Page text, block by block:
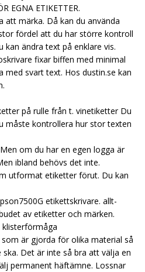
EGNA ETIKETTER.
att märka. Då kan du använda
fördel att du har större kontroll
kan ändra text på enklare vis.
fixar biffen med minimal
med svart text. Hos dustin.se kan
på rulle från t. vinetiketterDu
måste kontrollera hur stor texten
om du har en egen logga är
ibland behövs det inte.
utformat etiketter förut. Du kan
etikettskrivare. allt-
av etiketter och märken.
är gjorda för olika material så
Det är inte så bra att välja en
permanent häftämne. Lossnar